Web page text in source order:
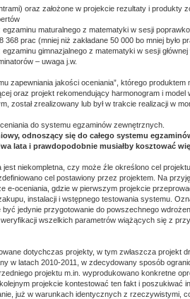
oraz założone w projekcie rezultaty i produkty
maturalnego z matematyki w sesji
prac (mniej niż zakładane 50 000 bo mniej było
gimnazjalnego z matematyki w sesji
– uwaga j.w.
zapewniania jakości oceniania”, którego produktem
oraz projekt rekomendujący harmonogram i model
został zrealizowany lub był w trakcie realizacji w
do systemu egzaminów zewnętrznych.
odnoszący się do całego systemu
lata i prawdopodobnie musiałby kosztować
niekompletna, czy może źle określono cel
cel postawiony przez projektem. Na
e-oceniania, gdzie w pierwszym projekcie
instalacji i wstępnego testowania systemu.
jedynie przygotowanie do powszechnego
wszelkich parametrów wiążących się z
dotychczas projekty, w tym zwłaszcza projekt
w latach 2010-2011, w zdecydowany sposób
projektu m.in. wyprodukowano konkretne
projekcie kontestować ten fakt i poszukiwać
już w warunkach identycznych z rzeczywistymi,